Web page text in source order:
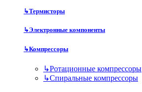
↳Термисторы
↳Электронные компоненты
↳Компрессоры
↳Ротационные компрессоры
↳Спиральные компрессоры